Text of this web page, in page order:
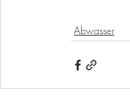
Abwasser